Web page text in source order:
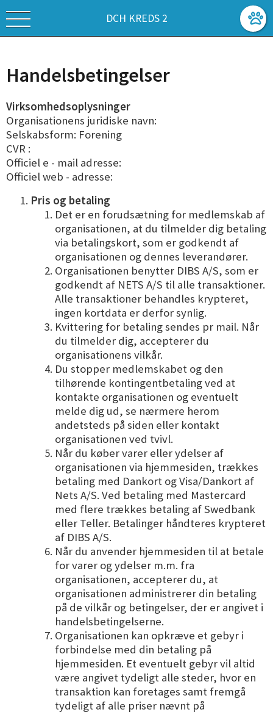
DCH KREDS 2
Handelsbetingelser
Virksomhedsoplysninger
Organisationens juridiske navn:
Selskabsform: Forening
CVR :
Officiel e - mail adresse:
Officiel web - adresse:
Pris og betaling
Det er en forudsætning for medlemskab af
organisationen, at du tilmelder dig betaling
via betalingskort, som er godkendt af
organisationen og dennes leverandører.
Organisationen benytter DIBS A/S, som er
godkendt af NETS A/S til alle transaktioner.
Alle transaktioner behandles krypteret,
ingen kortdata er derfor synlig.
Kvittering for betaling sendes pr mail. Når
du tilmelder dig, accepterer du
organisationens vilkår.
Du stopper medlemskabet og den
tilhørende kontingentbetaling ved at
kontakte organisationen og eventuelt
melde dig ud, se nærmere herom
andetsteds på siden eller kontakt
organisationen ved tvivl.
Når du køber varer eller ydelser af
organisationen via hjemmesiden, trækkes
betaling med Dankort og Visa/Dankort af
Nets A/S. Ved betaling med Mastercard
med flere trækkes betaling af Swedbank
eller Teller. Betalinger håndteres krypteret
af DIBS A/S.
Når du anvender hjemmesiden til at betale
for varer og ydelser m.m. fra
organisationen, accepterer du, at
organisationen administrerer din betaling
på de vilkår og betingelser, der er angivet i
handelsbetingelserne.
Organisationen kan opkræve et gebyr i
forbindelse med din betaling på
hjemmesiden. Et eventuelt gebyr vil altid
være angivet tydeligt alle steder, hvor en
transaktion kan foretages samt fremgå
tydeligt af alle priser nævnt på